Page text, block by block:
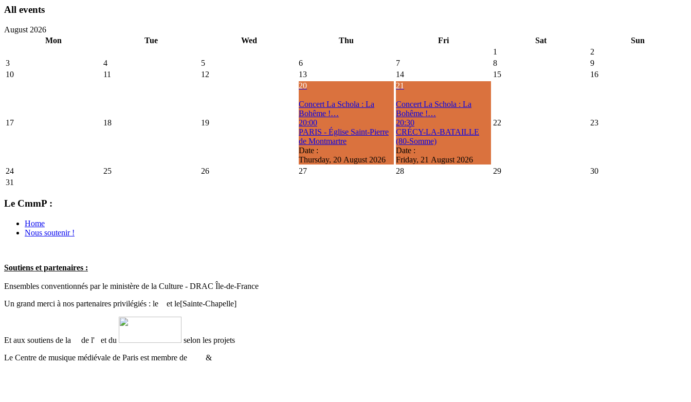
All events
August 2026
Mon
Tue Wed Thu Fri Sat
Sun
1
2
3
4 5 6 7 8
9
10
11 12 13 14 15 16
17 18 19
20
Concert La Schola : La
Bohême !…
20:00
PARIS - Église Saint-Pierre
de Montmartre
Date :
Thursday, 20 August 2026
21
Concert La Schola : La
Bohême !…
20:30
CRÉCY-LA-BATAILLE
(80-Somme)
Date :
Friday, 21 August 2026
22 23
24 25 26 27 28 29
30
31
Le CmmP :
Home
Nous soutenir !
Soutiens et partenaires :
Ensembles conventionnés par le ministère de la Culture - DRAC Île-de-France
Un grand merci à nos partenaires privilégiés : le
et le[Sainte-Chapelle]
Et aux soutiens de la de l' et du
selon les projets
Le Centre de musique médiévale de Paris est membre de
&